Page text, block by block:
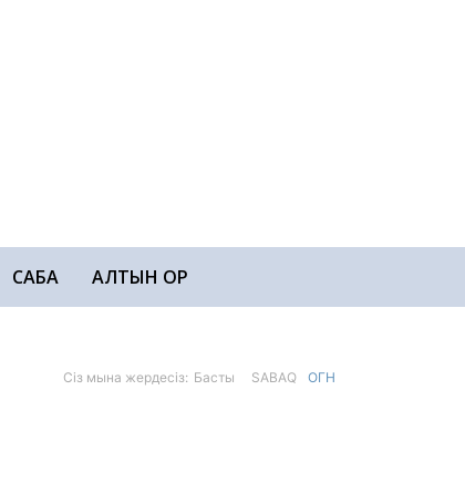
САБАҚ АЛТЫН ҚОР
Сіз мына жердесіз: Басты SABAQ ОГН